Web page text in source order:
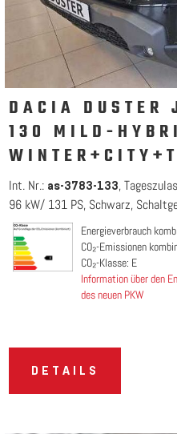
DACIA DUSTER
130 MILD-
Int. Nr.: as-3783-133
96 kW/ 131 PS Schwarz
Energieverbrauch
CO₂-Emissionen
CO₂-Klasse: E
Information über den
des neuen PKW
DETAILS